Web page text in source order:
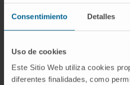
Consentimiento Detalles
Uso de cookies
Este Sitio Web utiliza cookies
diferentes finalidades, como
Fluidoterapia e Alterações
Hidroeletrolítico e do
Universidade de Navarra.
Docência prática a alunos
Medicina da Universidade